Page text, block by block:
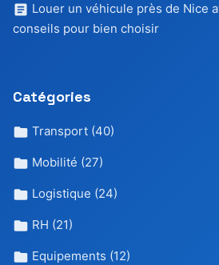
Louer un véhicule près de Nice
conseils pour bien choisir
Catégories
Transport (40)
Mobilité (27)
Logistique (24)
RH (21)
Equipements (12)